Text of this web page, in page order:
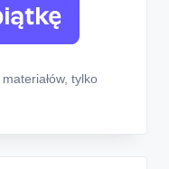
tylko